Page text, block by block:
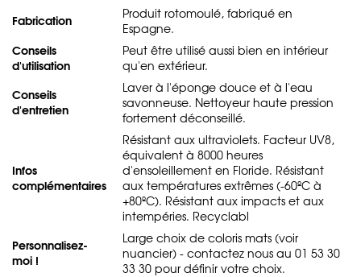
Fabrication
Produit rotomoulé, fabriqué en
Espagne.
Conseils
d'utilisation
Peut être utilisé aussi bien en intérieur
qu'en extérieur.
Conseils
d'entretien
Laver à l'éponge douce et à l'eau
savonneuse. Nettoyeur haute pression
fortement déconseillé.
Infos
complémentaires
Résistant aux ultraviolets. Facteur UV8,
équivalent à 8000 heures
d'ensoleillement en Floride. Résistant
aux températures extrêmes (-60ºC à
+80ºC). Résistant aux impacts et aux
intempéries. Recyclabl
Personnalisez-
moi !
Large choix de coloris mats (voir
nuancier) - contactez nous au 01 53 30
33 30 pour définir votre choix.